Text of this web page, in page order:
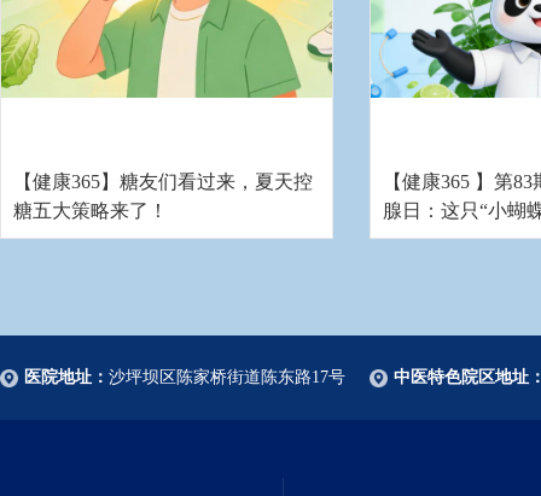
【健康365】糖友们看过来，夏天控
糖五大策略来了！
【健康365 】第
腺日：这只“小蝴
身都跟着遭殃
医院地址： 沙坪坝区陈家桥街道陈东路17号 中医特色院区地址